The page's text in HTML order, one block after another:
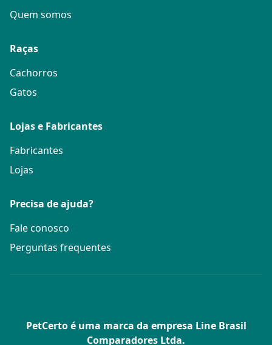
Quem somos
Raças
Cachorros
Gatos
Lojas e Fabricantes
Fabricantes
Lojas
Precisa de ajuda?
Fale conosco
Perguntas frequentes
PetCerto é uma marca da empresa Line Brasil
Comparadores Ltda.